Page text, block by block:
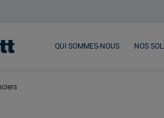
QUI SOMMES-NOUS NOS